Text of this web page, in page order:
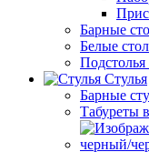
Барные
Белые
Подстолья
Стулья
Барные
Табуреты